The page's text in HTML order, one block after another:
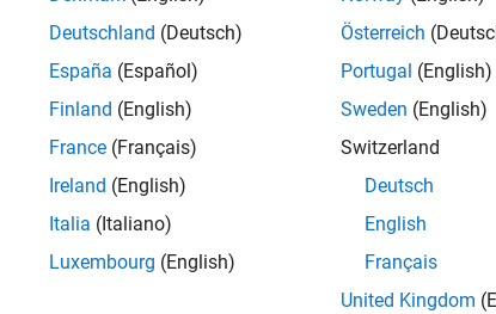
Deutschland (Deutsch)
España (Español)
Finland (English)
France (Français)
Ireland (English)
Italia (Italiano)
Luxembourg (English)
Österreich
Portugal (English)
Sweden (English)
Switzerland
Deutsch
English
Français
United Kingdom